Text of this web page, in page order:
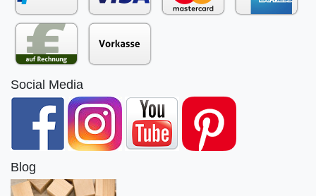
Social Media
Blog